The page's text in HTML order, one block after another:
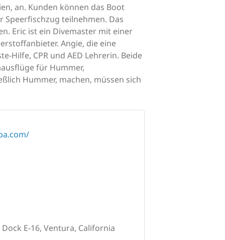
an. Kunden können das Boot
teilnehmen. Das
Eric ist ein Divemaster mit einer
Angie, die eine
Hilfe, CPR und AED Lehrerin. Beide
für Hummer,
Hummer, machen, müssen sich
E-16, Ventura, California